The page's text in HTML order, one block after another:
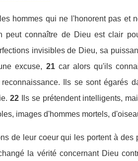
hommes qui ne l'honorent pas et
peut connaître de Dieu est clair
invisibles de Dieu, sa
excuse, 21 car alors qu'ils
Ils se sont égarés
22 Ils se prétendent intelligents,
images d'hommes mortels,
de leur coeur qui les portent à des
la vérité concernant Dieu